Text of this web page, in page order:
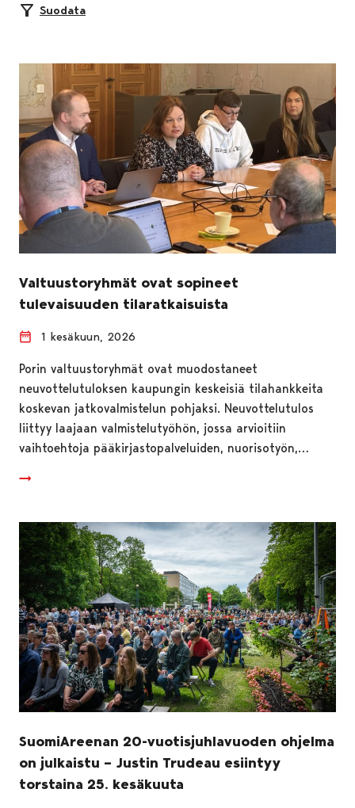
Suodata
Valtuustoryhmät ovat sopineet
tulevaisuuden tilaratkaisuista
1 kesäkuun, 2026
Porin valtuustoryhmät ovat muodostaneet
neuvottelutuloksen kaupungin keskeisiä tilahankkeita
koskevan jatkovalmistelun pohjaksi. Neuvottelutulos
liittyy laajaan valmistelutyöhön, jossa arvioitiin
vaihtoehtoja pääkirjastopalveluiden, nuorisotyön,…
SuomiAreenan 20-vuotisjuhlavuoden ohjelma
on julkaistu – Justin Trudeau esiintyy
torstaina 25. kesäkuuta